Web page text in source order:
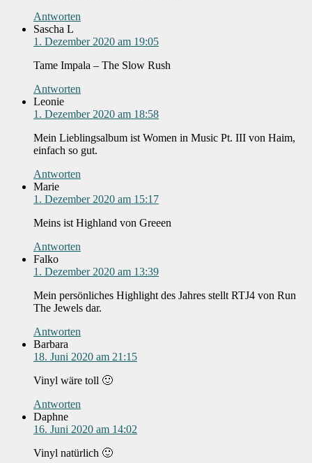
Antworten
Sascha L
1. Dezember 2020 am 19:05
Tame Impala – The Slow Rush
Antworten
Leonie
1. Dezember 2020 am 18:58
Mein Lieblingsalbum ist Women in Music Pt. III von Haim,
einfach so gut.
Antworten
Marie
1. Dezember 2020 am 15:17
Meins ist Highland von Greeen
Antworten
Falko
1. Dezember 2020 am 13:39
Mein persönliches Highlight des Jahres stellt RTJ4 von Run
The Jewels dar.
Antworten
Barbara
18. Juni 2020 am 21:15
Vinyl wäre toll 🙂
Antworten
Daphne
16. Juni 2020 am 14:02
Vinyl natürlich 🙂